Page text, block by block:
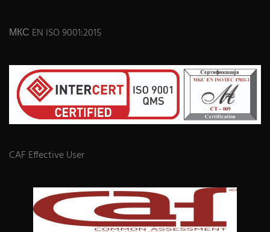
МКС EN ISO 9001:2015
CAF Effective User